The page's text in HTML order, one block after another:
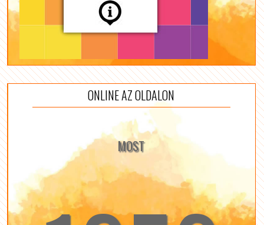
ONLINE AZ OLDALON
MOST